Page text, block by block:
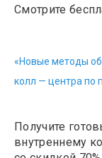
Смотрите
«Новые методы
колл — центра по
Получите
внутреннему